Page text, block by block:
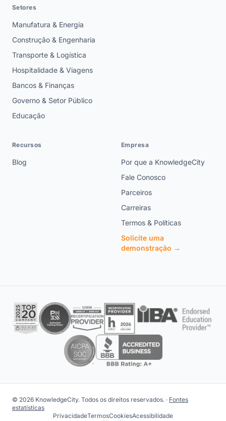
Setores
Manufatura & Energia
Construção & Engenharia
Transporte & Logística
Hospitalidade & Viagens
Bancos & Finanças
Governo & Setor Público
Educação
Recursos
Blog
Empresa
Por que a KnowledgeCity
Fale Conosco
Parceiros
Carreiras
Termos & Políticas
Solicite uma
demonstração →
© 2026 KnowledgeCity. Todos os direitos reservados. · Fontes
estatísticas
PrivacidadeTermosCookiesAcessibilidade